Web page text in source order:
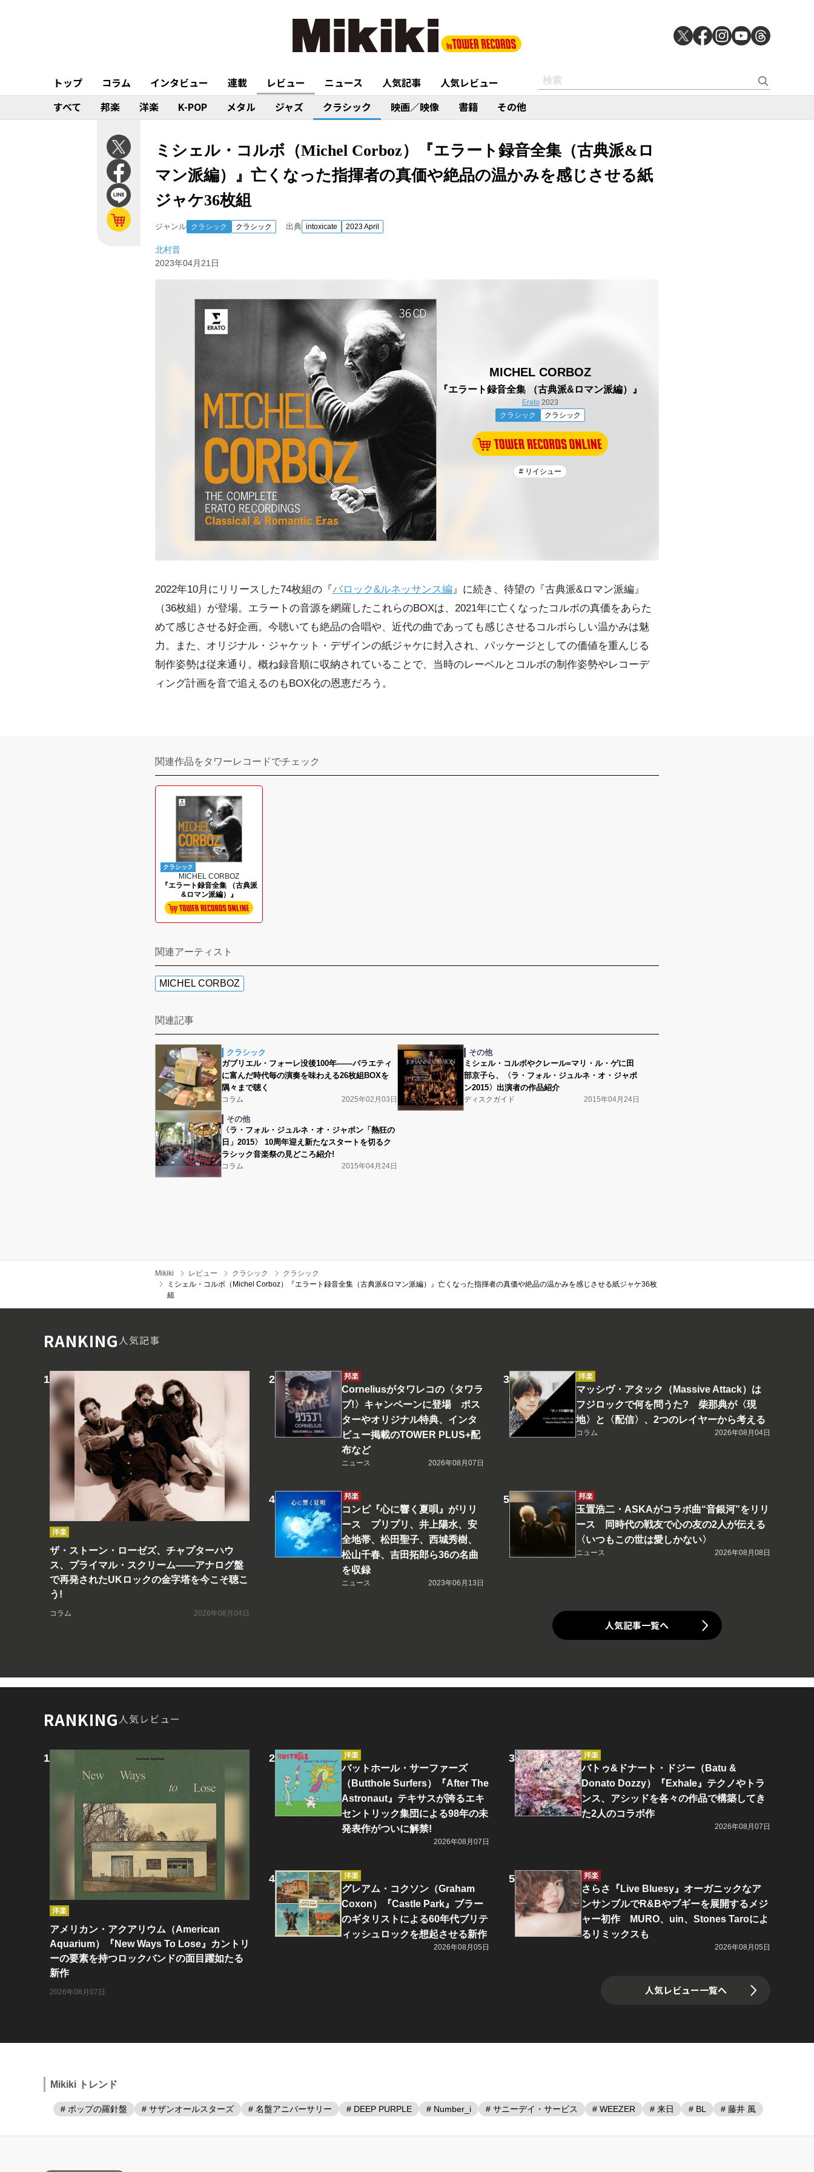
トップ コラム インタビュー 連載 レビュー ニュース 人気記事
人気レビュー
すべて
邦楽 洋楽 K-POP メタル ジャズ クラシック 映画／映像 書籍 その他
ミシェル・コルボ（Michel Corboz）『エラート録音全集（古典派&ロ
マン派編）』亡くなった指揮者の真価や絶品の温かみを感じさせる紙
ジャケ36枚組
ジャンル クラシック クラシック 出典 intoxicate 2023 April
北村晋
2023年04月21日
MICHEL CORBOZ
『エラート録音全集 （古典派&ロマン派編）』
Erato 2023
クラシック
クラシック
# リイシュー
2022年10月にリリースした74枚組の『バロック&ルネッサンス編』に続き、待望の『古典派&ロマン派編』
（36枚組）が登場。エラートの音源を網羅したこれらのBOXは、2021年に亡くなったコルボの真価をあらた
めて感じさせる好企画。今聴いても絶品の合唱や、近代の曲であっても感じさせるコルボらしい温かみは魅
力。また、オリジナル・ジャケット・デザインの紙ジャケに封入され、パッケージとしての価値を重んじる
制作姿勢は従来通り。概ね録音順に収納されていることで、当時のレーベルとコルボの制作姿勢やレコーデ
ィング計画を音で追えるのもBOX化の恩恵だろう。
関連作品をタワーレコードでチェック
クラシック
MICHEL CORBOZ
『エラート録音全集 （古典派
&ロマン派編）』
関連アーティスト
MICHEL CORBOZ
関連記事
クラシック
ガブリエル・フォーレ没後100年――バラエティ
に富んだ時代毎の演奏を味わえる26枚組BOXを
隅々まで聴く
コラム 2025年02月03日
その他
ミシェル・コルボやクレール=マリ・ル・ゲに田
部京子ら、〈ラ・フォル・ジュルネ・オ・ジャポ
ン2015〉出演者の作品紹介
ディスクガイド 2015年04月24日
その他
〈ラ・フォル・ジュルネ・オ・ジャポン「熱狂の
日」2015〉 10周年迎え新たなスタートを切るク
ラシック音楽祭の見どころ紹介!
コラム 2015年04月24日
Mikiki レビュー クラシック
クラシック
ミシェル・コルボ（Michel Corboz）『エラート録音全集（古典派&ロマン派編）』亡くなった指揮者の真価や絶品の温かみを感じさせる紙ジャケ36枚
組
RANKING人気記事
洋楽
ザ・ストーン・ローゼズ、チャプターハウ
ス、プライマル・スクリーム――アナログ盤
で再発されたUKロックの金字塔を今こそ聴こ
う!
コラム 2026年08月04日
邦楽
Corneliusがタワレコの〈タワラ
ブ!〉キャンペーンに登場 ポス
ターやオリジナル特典、インタ
ビュー掲載のTOWER PLUS+配
布など
ニュース 2026年08月07日
洋楽
マッシヴ・アタック（Massive Attack）は
フジロックで何を問うた? 柴那典が〈現
地〉と〈配信〉、2つのレイヤーから考える
コラム 2026年08月04日
邦楽
コンピ『心に響く夏唄』がリリ
ース プリプリ、井上陽水、安
全地帯、松田聖子、西城秀樹、
松山千春、吉田拓郎ら36の名曲
を収録
ニュース 2023年06月13日
邦楽
玉置浩二・ASKAがコラボ曲“音銀河”をリリ
ース 同時代の戦友で心の友の2人が伝える
〈いつもこの世は愛しかない〉
ニュース 2026年08月08日
人気記事一覧へ
RANKING人気レビュー
洋楽
アメリカン・アクアリウム（American
Aquarium）『New Ways To Lose』カントリ
ーの要素を持つロックバンドの面目躍如たる
新作
2026年08月07日
洋楽
バットホール・サーファーズ
（Butthole Surfers）『After The
Astronaut』テキサスが誇るエキ
セントリック集団による98年の未
発表作がついに解禁!
2026年08月07日
洋楽
バトゥ&ドナート・ドジー（Batu &
Donato Dozzy）『Exhale』テクノやトラ
ンス、アシッドを各々の作品で構築してき
た2人のコラボ作
2026年08月07日
洋楽
グレアム・コクソン（Graham
Coxon）『Castle Park』ブラー
のギタリストによる60年代ブリテ
ィッシュロックを想起させる新作
2026年08月05日
邦楽
さらさ『Live Bluesy』オーガニックなア
ンサンブルでR&Bやブギーを展開するメジ
ャー初作 MURO、uin、Stones Taroによ
るリミックスも
2026年08月05日
人気レビュー一覧へ
Mikiki トレンド
# ポップの羅針盤 # サザンオールスターズ # 名盤アニバーサリー # DEEP PURPLE # Number_i # サニーデイ・サービス # WEEZER # 来日 # BL # 藤井 風